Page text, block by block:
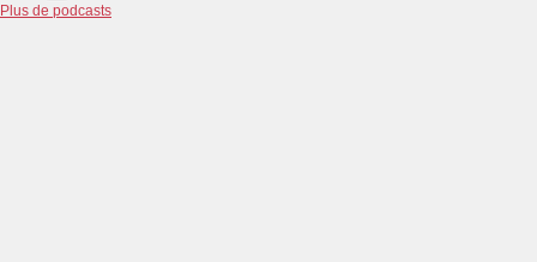
Plus de podcasts